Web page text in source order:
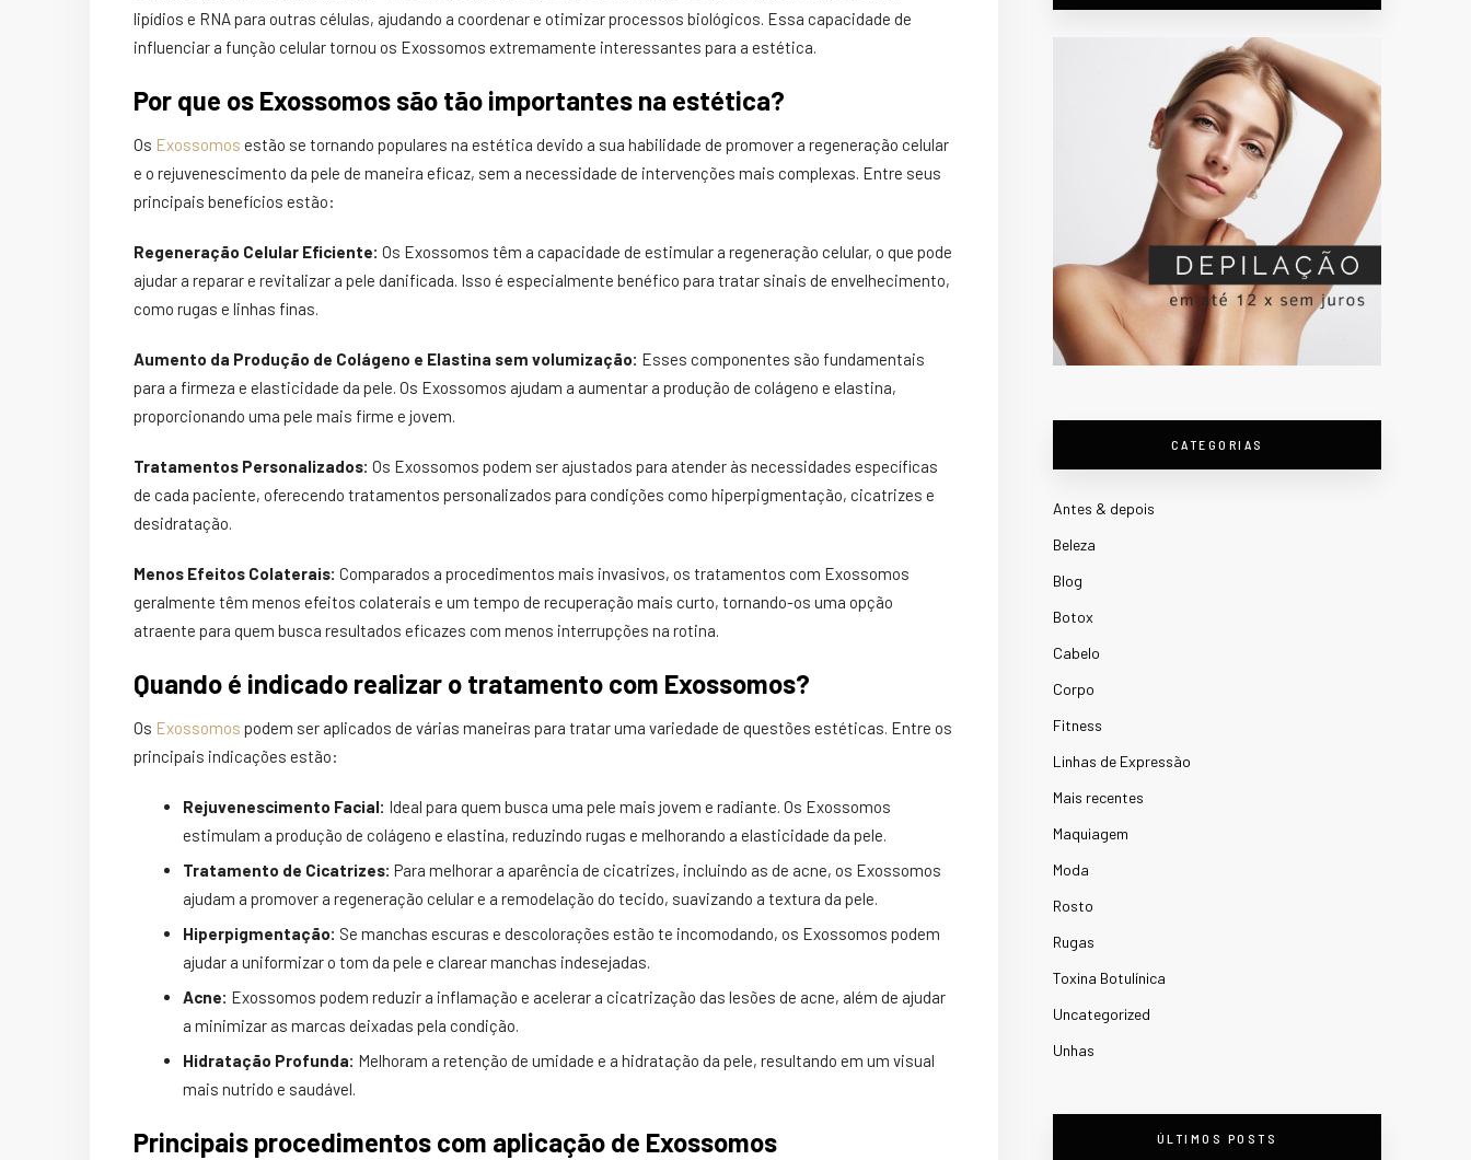
lipídios e RNA para outras células, ajudando a coordenar e otimizar processos biológicos. Essa capacidade de
influenciar a função celular tornou os Exossomos extremamente interessantes para a estética.
Por que os Exossomos são tão importantes na estética?
Os Exossomos estão se tornando populares na estética devido a sua habilidade de promover a regeneração celular
e o rejuvenescimento da pele de maneira eficaz, sem a necessidade de intervenções mais complexas. Entre seus
principais benefícios estão:
Regeneração Celular Eficiente: Os Exossomos têm a capacidade de estimular a regeneração celular, o que pode
ajudar a reparar e revitalizar a pele danificada. Isso é especialmente benéfico para tratar sinais de envelhecimento,
como rugas e linhas finas.
Aumento da Produção de Colágeno e Elastina sem volumização: Esses componentes são fundamentais
para a firmeza e elasticidade da pele. Os Exossomos ajudam a aumentar a produção de colágeno e elastina,
proporcionando uma pele mais firme e jovem.
Tratamentos Personalizados: Os Exossomos podem ser ajustados para atender às necessidades específicas
de cada paciente, oferecendo tratamentos personalizados para condições como hiperpigmentação, cicatrizes e
desidratação.
Menos Efeitos Colaterais: Comparados a procedimentos mais invasivos, os tratamentos com Exossomos
geralmente têm menos efeitos colaterais e um tempo de recuperação mais curto, tornando-os uma opção
atraente para quem busca resultados eficazes com menos interrupções na rotina.
Quando é indicado realizar o tratamento com Exossomos?
Os Exossomos podem ser aplicados de várias maneiras para tratar uma variedade de questões estéticas. Entre os
principais indicações estão:
Rejuvenescimento Facial: Ideal para quem busca uma pele mais jovem e radiante. Os Exossomos
estimulam a produção de colágeno e elastina, reduzindo rugas e melhorando a elasticidade da pele.
Tratamento de Cicatrizes: Para melhorar a aparência de cicatrizes, incluindo as de acne, os Exossomos
ajudam a promover a regeneração celular e a remodelação do tecido, suavizando a textura da pele.
Hiperpigmentação: Se manchas escuras e descolorações estão te incomodando, os Exossomos podem
ajudar a uniformizar o tom da pele e clarear manchas indesejadas.
Acne: Exossomos podem reduzir a inflamação e acelerar a cicatrização das lesões de acne, além de ajudar
a minimizar as marcas deixadas pela condição.
Hidratação Profunda: Melhoram a retenção de umidade e a hidratação da pele, resultando em um visual
mais nutrido e saudável.
Principais procedimentos com aplicação de Exossomos
CATEGORIAS
Antes & depois
Beleza
Blog
Botox
Cabelo
Corpo
Fitness
Linhas de Expressão
Mais recentes
Maquiagem
Moda
Rosto
Rugas
Toxina Botulínica
Uncategorized
Unhas
ÚLTIMOS POSTS